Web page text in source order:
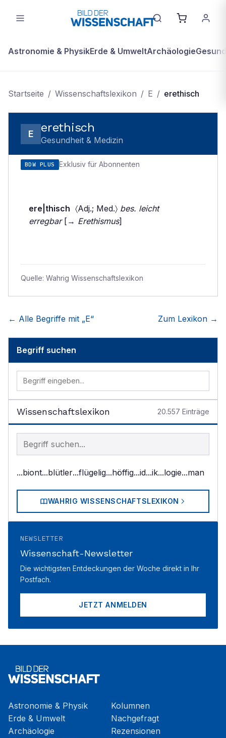
Astronomie & PhysikErde & UmweltArchäologie
Startseite / Wissenschaftslexikon / E / erethisch
E erethisch
Gesundheit & Medizin
BDW PLUS Exklusiv für Abonnenten
ere|thisch 〈Adj.; Med.〉 bes. leicht
erregbar[→ Erethismus]
Quelle: Wahrig Wissenschaftslexikon
← Alle Begriffe mit „E“ Zum Lexikon →
Begriff suchen
Wissenschaftslexikon 20.557 Einträge
Begriff im Lexikon suchen
...biont...blütler...flügelig...höffig...id...ik...logie...man
WAHRIG WISSENSCHAFTSLEXIKON
NEWSLETTER
Wissenschaft-Newsletter
Die wichtigsten Entdeckungen der Woche direkt in Ihr
Postfach.
JETZT ANMELDEN
Astronomie & Physik
Erde & Umwelt
Archäologie
Kolumnen
Nachgefragt
Rezensionen